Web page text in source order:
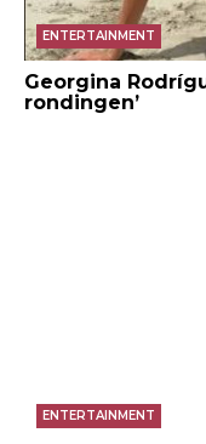
ENTERTAINMENT
Georgina
rondingen’
ENTERTAINMENT